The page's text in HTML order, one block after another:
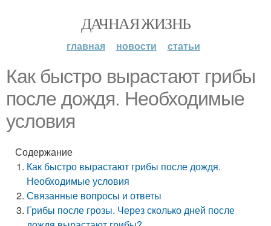
ДАЧНАЯ ЖИЗНЬ
главная новости статьи
Как быстро вырастают грибы
после дождя. Необходимые
условия
Содержание
Как быстро вырастают грибы после дождя.
Необходимые условия
Связанные вопросы и ответы
Грибы после грозы. Через сколько дней после